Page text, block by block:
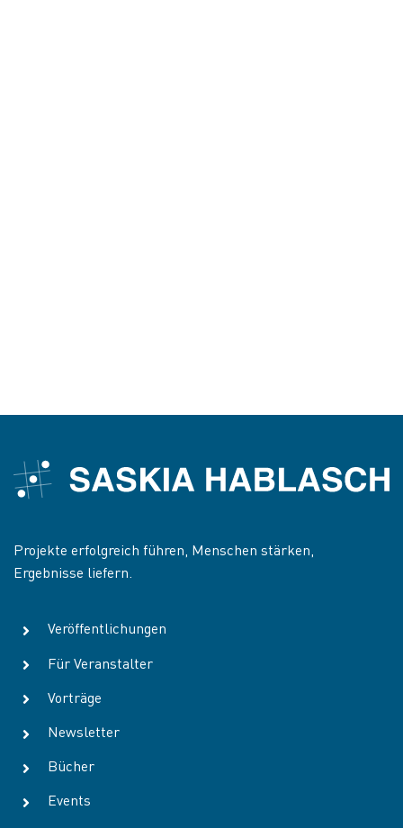
Projekte erfolgreich führen, Menschen stärken,
Ergebnisse liefern.
Veröffentlichungen
Für Veranstalter
Vorträge
Newsletter
Bücher
Events